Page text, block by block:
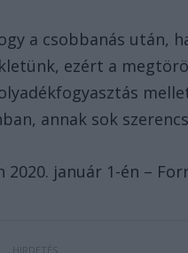
a csobbanás után,
ezért a
annak sok
2020. január 1-én –